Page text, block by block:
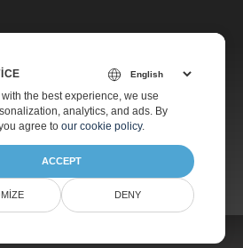
Danışmanlık
the best experience, we use
analytics, and ads. By
agree to our cookie policy.
ACCEPT
DENY